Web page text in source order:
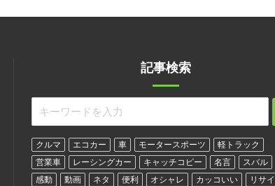
記事検索
クルマ エコカー 車 モータースポーツ
軽トラック
営業車
レーシングカー キャッチコピー 名言
スバル
感動
動画 ネタ 便利 オシャレ カッコいい
リサ